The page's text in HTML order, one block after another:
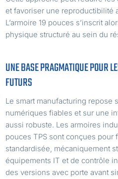
et favoriser une reproductibilité
L’armoire 19 pouces s’inscrit
physique structuré au sein du
UNE BASE PRAGMATIQUE POUR
FUTURS
Le smart manufacturing repose
numériques fiables et sur une
aussi robuste. Les armoires
pouces TPS sont conçues pour
standardisée, mécaniquement
équipements IT et de contrôle
des versions avec porte avant